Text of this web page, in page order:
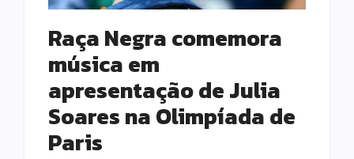
Raça Negra comemora
música em
apresentação de Julia
Soares na Olimpíada de
Paris